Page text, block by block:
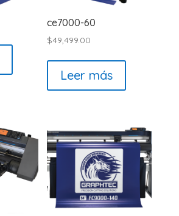
ce7000-60
$49,499.00
Leer más